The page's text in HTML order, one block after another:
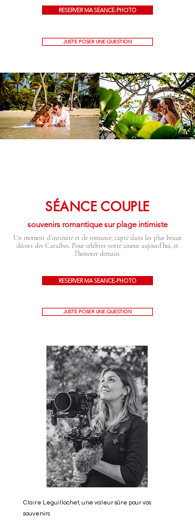
RESERVER MA SEANCE-PHOTO
JUSTE POSER UNE QUESTION
SÉANCE COUPLE
souvenirs romantique sur plage intimiste
Un moment d’intimité et de romance, capté dans les plus beaux
décors des Caraïbes. Pour célébrer votre amour aujourd’hui, et
l’honorer demain.
RESERVER MA SEANCE-PHOTO
JUSTE POSER UNE QUESTION
Claire Leguillochet, une valeur sûre pour vos
souvenirs